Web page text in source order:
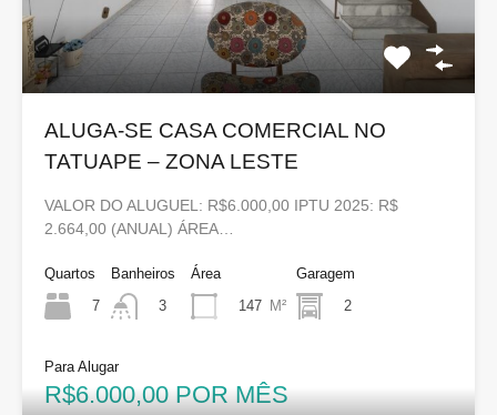
ALUGA-SE CASA COMERCIAL NO
TATUAPE – ZONA LESTE
VALOR DO ALUGUEL: R$6.000,00 IPTU 2025: R$
2.664,00 (ANUAL) ÁREA…
Quartos
7
Banheiros
3
Área
147 M²
Garagem
2
Para Alugar
R$6.000,00 POR MÊS